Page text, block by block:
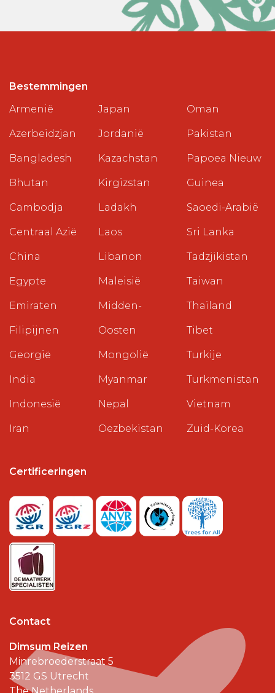
Bestemmingen
Armenië
Azerbeidzjan
Bangladesh
Bhutan
Cambodja
Centraal Azië
China
Egypte
Emiraten
Filipijnen
Georgië
India
Indonesië
Iran
Japan
Jordanië
Kazachstan
Kirgizstan
Ladakh
Laos
Libanon
Maleisië
Midden-
Oosten
Mongolië
Myanmar
Nepal
Oezbekistan
Oman
Pakistan
Papoea Nieuw
Guinea
Saoedi-Arabië
Sri Lanka
Tadzjikistan
Taiwan
Thailand
Tibet
Turkije
Turkmenistan
Vietnam
Zuid-Korea
Certificeringen
Contact
Dimsum Reizen
Minrebroederstraat 5
3512 GS Utrecht